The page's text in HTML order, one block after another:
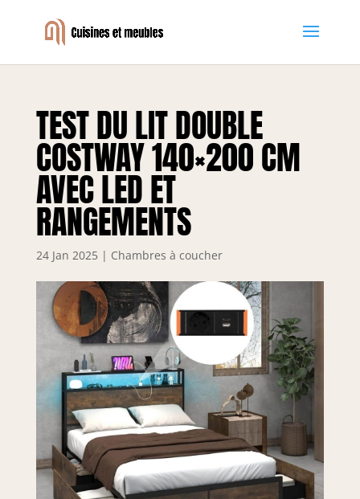
TEST DU LIT DOUBLE
COSTWAY 140×200 CM
AVEC LED ET
RANGEMENTS
24 Jan 2025 | Chambres à coucher